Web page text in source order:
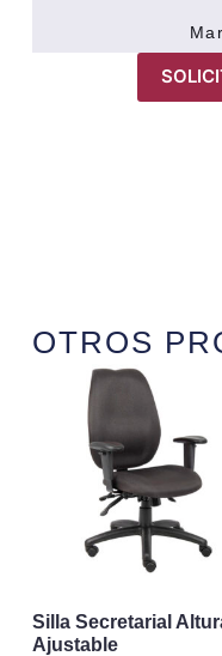
OTROS
Silla Secretarial
Ajustable